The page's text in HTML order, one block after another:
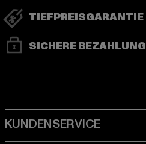
TIEFPREISGARANTIE
SICHERE BEZAHLUNG